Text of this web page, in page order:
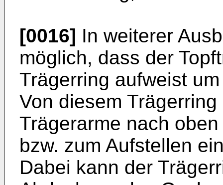
[0016] In weiterer
möglich, dass der
Trägerring aufweist
Von diesem
Trägerarme nach
bzw. zum Aufstellen
Dabei kann der